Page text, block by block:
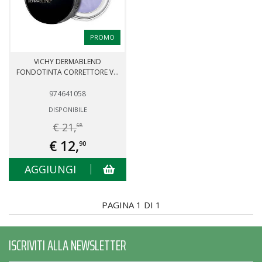
PROMO
VICHY DERMABLEND
FONDOTINTA CORRETTORE V...
974641058
DISPONIBILE
€ 21,68
€ 12,90
AGGIUNGI
PAGINA 1 DI 1
ISCRIVITI ALLA NEWSLETTER